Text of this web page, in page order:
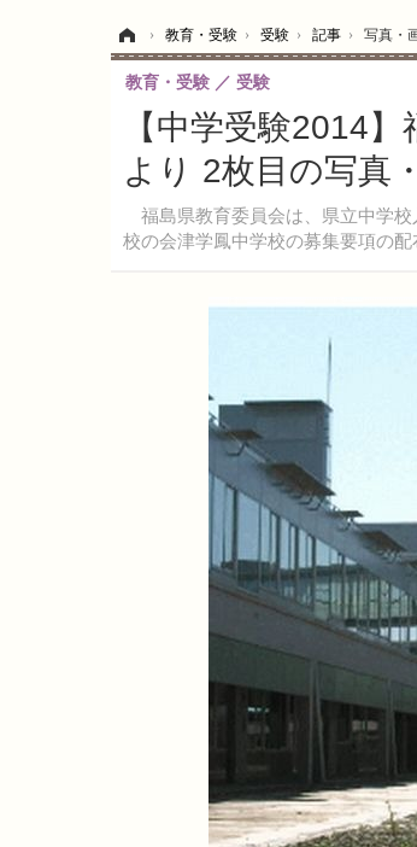
› 教育・受験 › 受験 › 記事 › 写真・
【中学受験2014
より 2枚目の写真
福島県教育委員会は、県立中学校
校の会津学鳳中学校の募集要項の
教育・受験 受験